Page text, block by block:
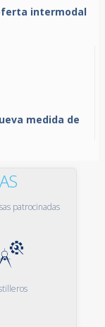
intermodal
medida de
patrocinadas